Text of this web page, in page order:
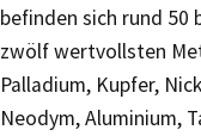
befinden sich rund 50
zwölf wertvollsten
Palladium, Kupfer,
Neodym, Aluminium,